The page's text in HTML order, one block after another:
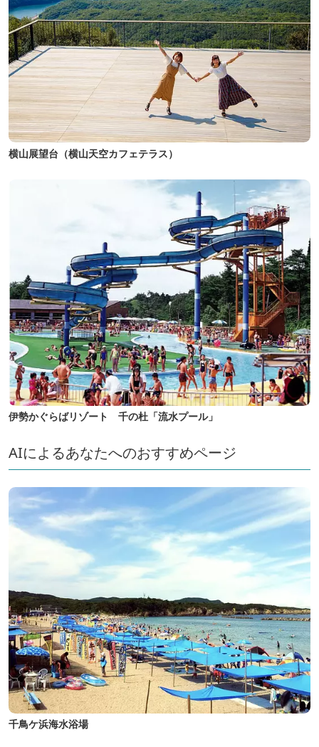
横山展望台（横山天空カフェテラス）
伊勢かぐらばリゾート 千の杜「流水プール」
AIによるあなたへのおすすめページ
千鳥ケ浜海水浴場